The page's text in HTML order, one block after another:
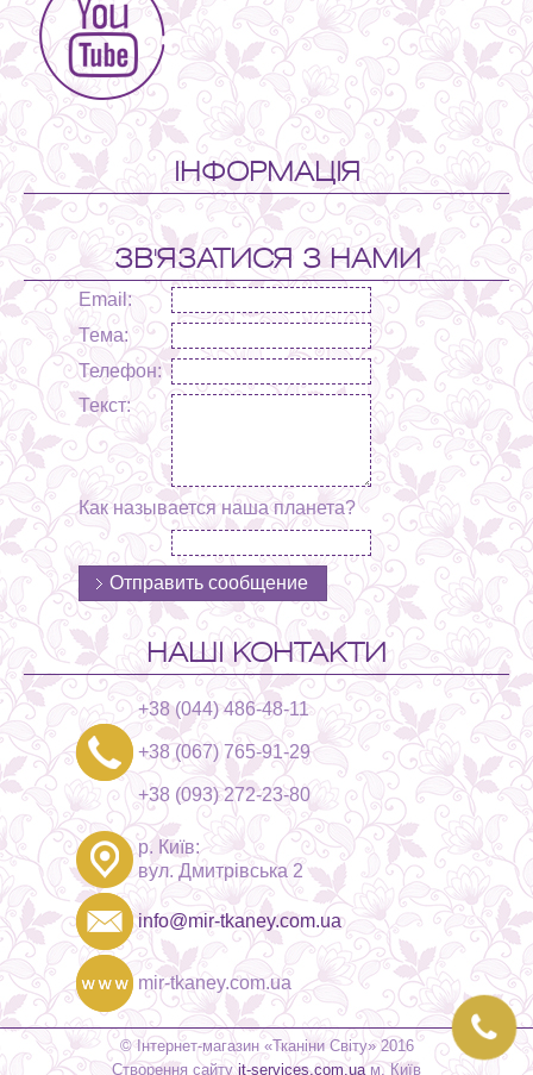
ІНФОРМАЦІЯ
ЗВ'ЯЗАТИСЯ З НАМИ
Email:
Тема:
Телефон:
Текст:
Как называется наша планета?
НАШІ КОНТАКТИ
+38 (044) 486-48-11
+38 (067) 765-91-29
+38 (093) 272-23-80
р. Київ:
вул. Дмитрівська 2
info@mir-tkaney.com.ua
mir-tkaney.com.ua
© Інтернет-магазин «Тканіни Світу» 2016
Створення сайтуit-services.com.uaм. Київ